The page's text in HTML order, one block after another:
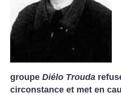
groupeDiélo Trouda
circonstance et met en